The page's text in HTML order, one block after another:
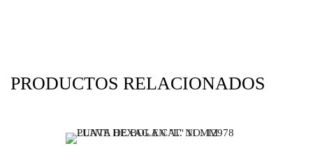
PRODUCTOS RELACIONADOS